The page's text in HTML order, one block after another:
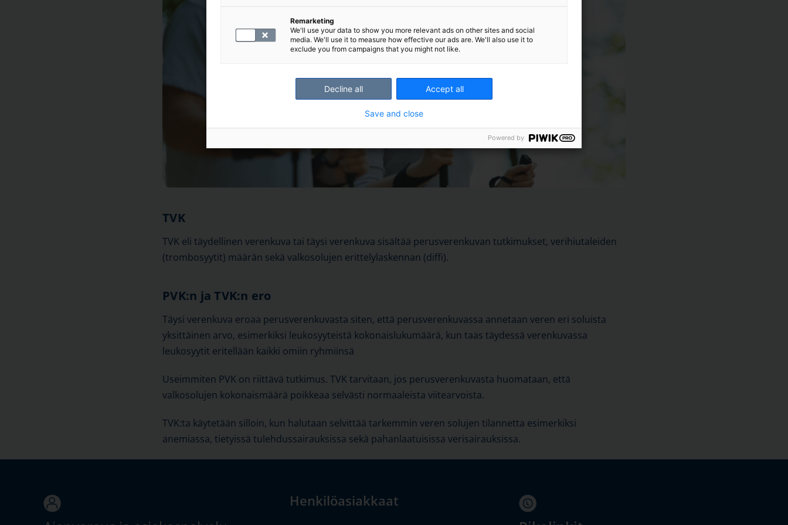
TVK
TVK eli täydellinen verenkuva tai täysi verenkuva sisältää perusverenkuvan tutkimukset, verihiutaleiden
(trombosyytit) määrän sekä valkosolujen erittelylaskennan (diffi).
PVK:n ja TVK:n ero
Täysi verenkuva eroaa perusverenkuvasta siten, että perusverenkuvassa annetaan veren eri soluista
yksittäinen arvo, esimerkiksi leukosyyteistä kokonaislukumäärä, kun taas täydessä verenkuvassa
leukosyytit eritellään kaikki omiin ryhmiinsä
Useimmiten PVK on riittävä tutkimus. TVK tarvitaan, jos perusverenkuvasta huomataan, että
valkosolujen kokonaismäärä poikkeaa selvästi normaaleista viitearvoista.
TVK:ta käytetään silloin, kun halutaan selvittää tarkemmin veren solujen tilannetta esimerkiksi
anemiassa, tietyissä tulehdussairauksissa sekä pahanlaatuisissa verisairauksissa.
Henkilöasiakkaat
Remarketing
We'll use your data to show you more relevant ads on other sites and social
media. We'll use it to measure how effective our ads are. We'll also use it to
exclude you from campaigns that you might not like.
Accept all
Decline all
Save and close
Powered by